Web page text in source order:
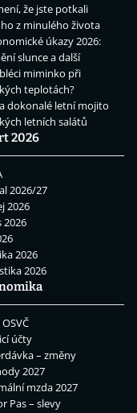
že jste potkali
z minulého života
úkazy 2026:
slunce a další
miminko při
teplotách?
dokonalé letní mojito
letních salátů
2026
2026/27
2026
2026
2026
2026
účty
– změny
2027
mzda 2027
Pas – slevy